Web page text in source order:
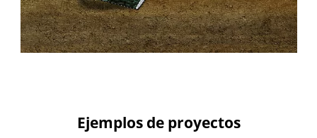
Ejemplos de proyectos